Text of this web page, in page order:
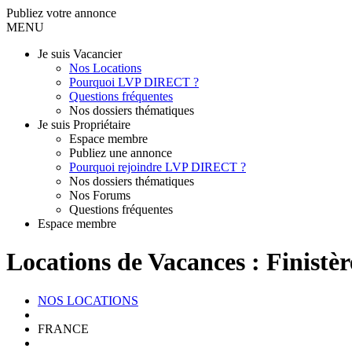
Publiez votre annonce
MENU
Je suis Vacancier
Nos Locations
Pourquoi LVP DIRECT ?
Questions fréquentes
Nos dossiers thématiques
Je suis Propriétaire
Espace membre
Publiez une annonce
Pourquoi rejoindre LVP DIRECT ?
Nos dossiers thématiques
Nos Forums
Questions fréquentes
Espace membre
Locations de Vacances :
NOS LOCATIONS
FRANCE